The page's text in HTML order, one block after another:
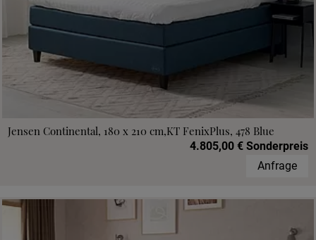
Jensen Continental, 180 x 210 cm,KT FenixPlus, 478 Blue
4.805,00 € Sonderpreis
Anfrage